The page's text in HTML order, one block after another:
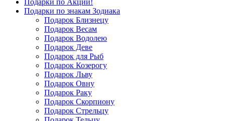
Подарки по Акции!
Подарки по знакам Зодиака
Подарок Близнецу
Подарок Весам
Подарок Водолею
Подарок Деве
Подарок для Рыб
Подарок Козерогу
Подарок Льву
Подарок Овну
Подарок Раку
Подарок Скорпиону
Подарок Стрельцу